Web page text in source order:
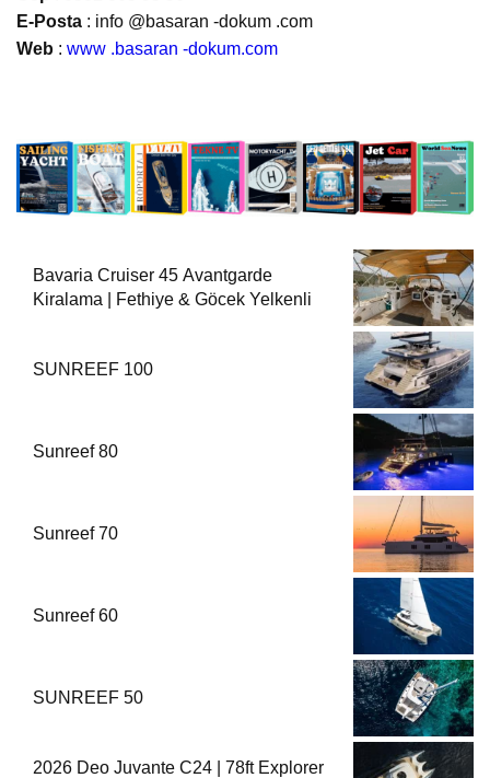
E-Posta : info @basaran -dokum .com
Web : www .basaran -dokum.com​
Bavaria Cruiser 45 Avantgarde
Kiralama | Fethiye & Göcek Yelkenli
SUNREEF 100
Sunreef 80
Sunreef 70
Sunreef 60
SUNREEF 50
2026 Deo Juvante C24 | 78ft Explorer